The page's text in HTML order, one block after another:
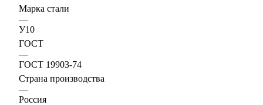
Марка стали
—
У10
ГОСТ
—
ГОСТ 19903-74
Страна производства
—
Россия